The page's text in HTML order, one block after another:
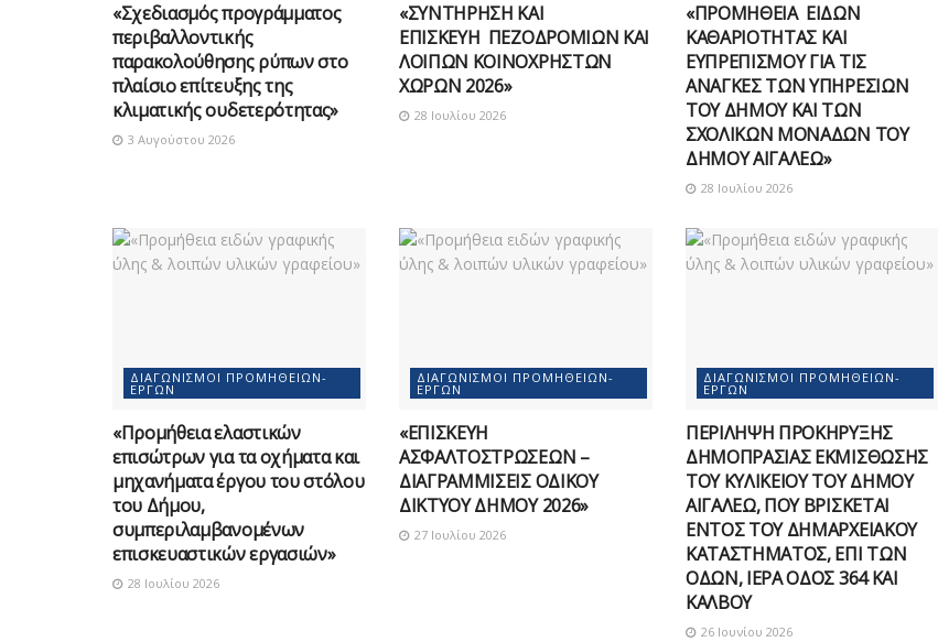
«Σχεδιασμός προγράμματος
περιβαλλοντικής
παρακολούθησης ρύπων στο
πλαίσιο επίτευξης της
κλιματικής ουδετερότητας»
3 Αυγούστου 2026
«ΣΥΝΤΗΡΗΣΗ ΚΑΙ
ΕΠΙΣΚΕΥΗ ΠΕΖΟΔΡΟΜΙΩΝ ΚΑΙ
ΛΟΙΠΩΝ ΚΟΙΝΟΧΡΗΣΤΩΝ
ΧΩΡΩΝ 2026»
28 Ιουλίου 2026
«ΠΡΟΜΗΘΕΙΑ ΕΙΔΩΝ
ΚΑΘΑΡΙΟΤΗΤΑΣ ΚΑΙ
ΕΥΠΡΕΠΙΣΜΟΥ ΓΙΑ ΤΙΣ
ΑΝΑΓΚΕΣ ΤΩΝ ΥΠΗΡΕΣΙΩΝ
ΤΟΥ ΔΗΜΟΥ ΚΑΙ ΤΩΝ
ΣΧΟΛΙΚΩΝ ΜΟΝΑΔΩΝ ΤΟΥ
ΔΗΜΟΥ ΑΙΓΑΛΕΩ»
28 Ιουλίου 2026
ΔΙΑΓΩΝΙΣΜΟΊ ΠΡΟΜΗΘΕΙΏΝ-
ΈΡΓΩΝ
«Προμήθεια ελαστικών
επισώτρων για τα οχήματα και
μηχανήματα έργου του στόλου
του Δήμου,
συμπεριλαμβανομένων
επισκευαστικών εργασιών»
28 Ιουλίου 2026
ΔΙΑΓΩΝΙΣΜΟΊ ΠΡΟΜΗΘΕΙΏΝ-
ΈΡΓΩΝ
«ΕΠΙΣΚΕΥΗ
ΑΣΦΑΛΤΟΣΤΡΩΣΕΩΝ –
ΔΙΑΓΡΑΜΜΙΣΕΙΣ ΟΔΙΚΟΥ
ΔΙΚΤΥΟΥ ΔΗΜΟΥ 2026»
27 Ιουλίου 2026
ΔΙΑΓΩΝΙΣΜΟΊ ΠΡΟΜΗΘΕΙΏΝ-
ΈΡΓΩΝ
ΠΕΡΙΛΗΨΗ ΠΡΟΚΗΡΥΞΗΣ
ΔΗΜΟΠΡΑΣΙΑΣ ΕΚΜΙΣΘΩΣΗΣ
ΤΟΥ ΚΥΛΙΚΕΙΟΥ ΤΟΥ ΔΗΜΟΥ
ΑΙΓΑΛΕΩ, ΠΟΥ ΒΡΙΣΚΕΤΑΙ
ΕΝΤΟΣ ΤΟΥ ΔΗΜΑΡΧEΙΑΚΟΥ
ΚΑΤΑΣΤΗΜΑΤΟΣ, ΕΠΙ ΤΩΝ
ΟΔΩΝ, ΙΕΡΑ ΟΔΟΣ 364 ΚΑΙ
ΚΑΛΒΟΥ
26 Ιουνίου 2026